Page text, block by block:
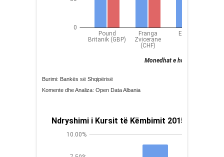
Burimi: Bankës së Shqipërisë
Komente dhe Analiza: Open Data Albania